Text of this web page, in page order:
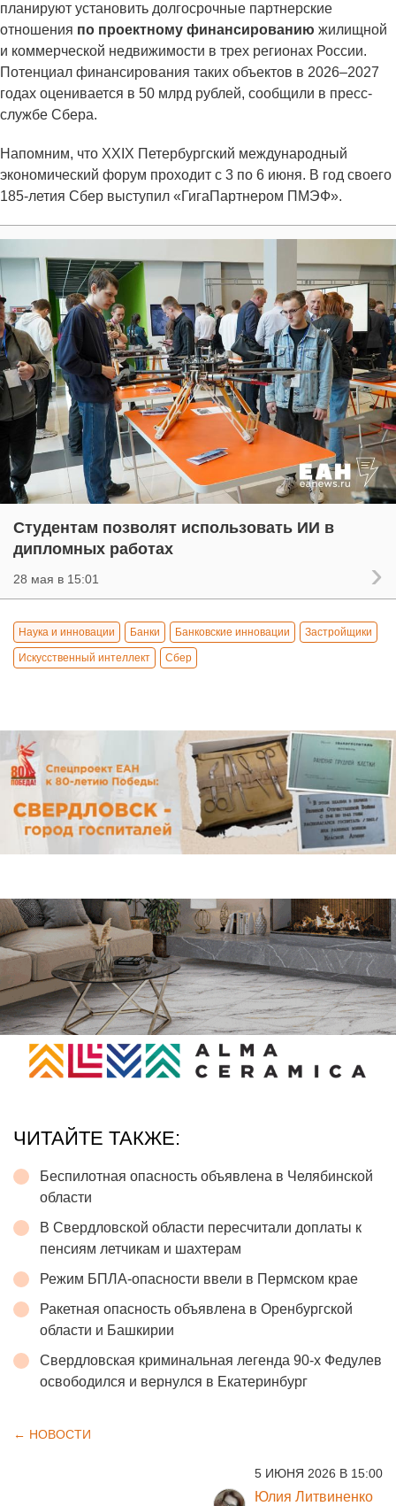
планируют установить долгосрочные партнерские
отношения по проектному финансированию жилищной
и коммерческой недвижимости в трех регионах России.
Потенциал финансирования таких объектов в 2026–2027
годах оценивается в 50 млрд рублей, сообщили в пресс-
службе Сбера.
Напомним, что XXIX Петербургский международный
экономический форум проходит с 3 по 6 июня. В год своего
185-летия Сбер выступил «ГигаПартнером ПМЭФ».
Студентам позволят использовать ИИ в
дипломных работах
28 мая в 15:01
Наука и инновации Банки Банковские инновации Застройщики
Искусственный интеллект Сбер
ЧИТАЙТЕ ТАКЖЕ:
Беспилотная опасность объявлена в Челябинской
области
В Свердловской области пересчитали доплаты к
пенсиям летчикам и шахтерам
Режим БПЛА-опасности ввели в Пермском крае
Ракетная опасность объявлена в Оренбургской
области и Башкирии
Свердловская криминальная легенда 90-х Федулев
освободился и вернулся в Екатеринбург
← НОВОСТИ
5 ИЮНЯ 2026 В 15:00
Юлия Литвиненко